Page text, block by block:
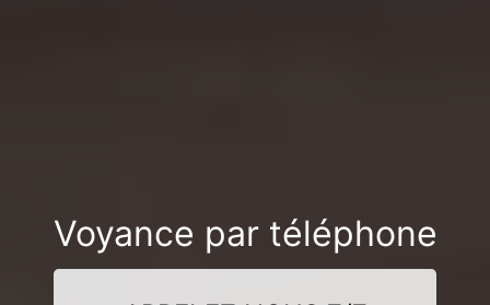
Voyance par téléphone